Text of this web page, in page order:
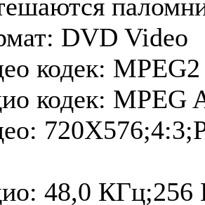
DVD Video
кодек: MPEG2
кодек: MPEG
48,0 КГц;256